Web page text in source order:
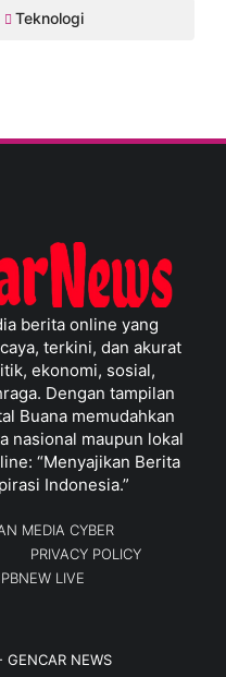
Teknologi
berita online yang
terkini, dan akurat
ekonomi, sosial,
Dengan tampilan
Buana memudahkan
nasional maupun lokal
“Menyajikan Berita
Indonesia.”
MEDIA CYBER
PRIVACY POLICY
PBNEW LIVE
GENCAR NEWS